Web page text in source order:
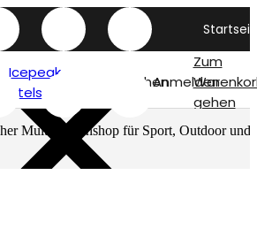
Icepeak
titelseite
SuchenAnmelden
Zum
gehen
Multimarkenshop für Sport, Outdoor und